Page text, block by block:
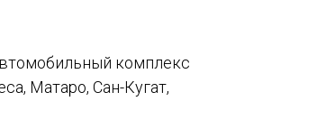
комплекс
Матаро, Сан-Кугат,